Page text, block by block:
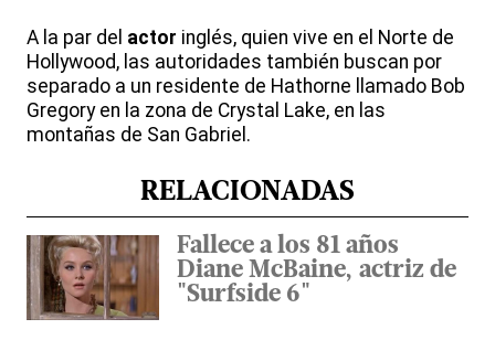
A la par del actor inglés, quien vive en el Norte de
Hollywood, las autoridades también buscan por
separado a un residente de Hathorne llamado Bob
Gregory en la zona de Crystal Lake, en las
montañas de San Gabriel.
RELACIONADAS
Fallece a los 81 años
Diane McBaine, actriz de
"Surfside 6"